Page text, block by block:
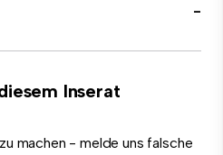
-
Inserat
machen - melde uns falsche